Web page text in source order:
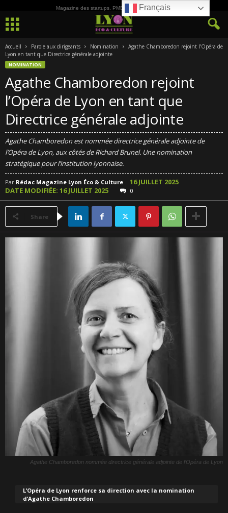
Magazine des startups, PME, ETI et de la Culture
Accueil Parole aux dirigeants Nomination
Agathe Chamboredon rejoint l’Opéra de
Lyon en tant que Directrice générale adjointe
NOMINATION
Agathe Chamboredon rejoint
l’Opéra de Lyon en tant que
Directrice générale adjointe
Agathe Chamboredon est nommée directrice générale adjointe de
l’Opéra de Lyon, aux côtés de Richard Brunel. Une nomination
stratégique pour l’institution lyonnaise.
Par Rédac Magazine Lyon Éco & Culture - 16 JUILLET 2025
DATE MODIFIÉE: 16 JUILLET 2025
0
Share
Agathe Chamboredon nommée directrice générale adjointe de l’Opéra de Lyon
L’Opéra de Lyon renforce sa direction avec la nomination
d’Agathe Chamboredon
Français